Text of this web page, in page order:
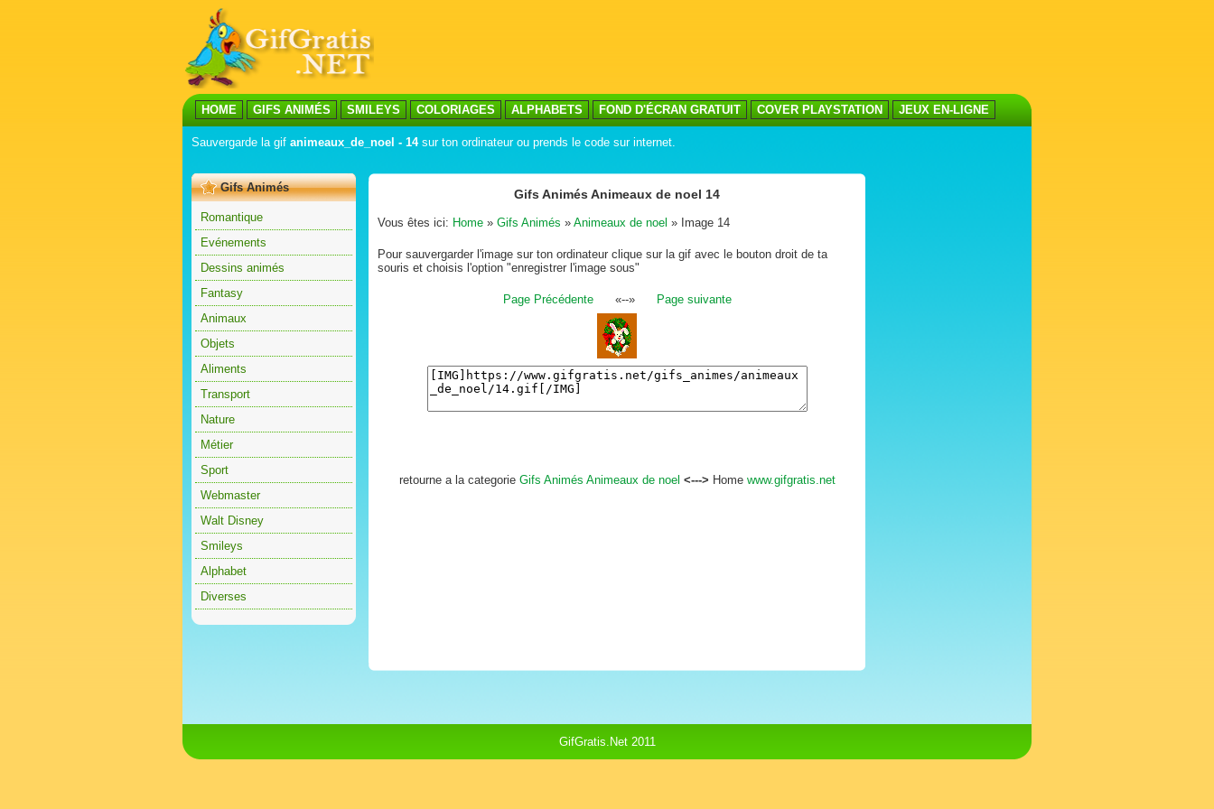
HOME GIFS ANIMÉS SMILEYS COLORIAGES ALPHABETS FOND D'ÉCRAN GRATUIT COVER PLAYSTATION JEUX EN-LIGNE
Sauvergarde la gif animeaux_de_noel - 14sur ton ordinateur ou prends le code sur internet.
Gifs Animés
Romantique
Evénements
Dessins animés
Fantasy
Animaux
Objets
Aliments
Transport
Nature
Métier
Sport
Webmaster
Walt Disney
Smileys
Alphabet
Diverses
Gifs Animés Animeaux de noel 14
Vous êtes ici: Home » Gifs Animés » Animeaux de noel » Image 14
Pour sauvergarder l'image sur ton ordinateur clique sur la gif avec le bouton droit de ta
souris et choisis l'option "enregistrer l'image sous"
Page Précédente«--» Page suivante
retourne a la categorie Gifs Animés Animeaux de noel <---> Home www.gifgratis.net
GifGratis.Net 2011